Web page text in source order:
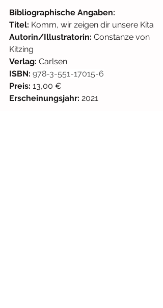
Bibliographische Angaben:
Titel: Komm, wir zeigen dir unsere Kita
Autorin/Illustratorin: Constanze von
Kitzing
Verlag: Carlsen
ISBN: 978-3-551-17015-6
Preis: 13,00 €
Erscheinungsjahr: 2021